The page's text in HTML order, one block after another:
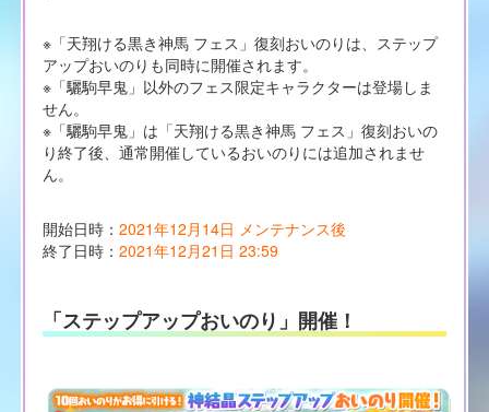
※「天翔ける黒き神馬 フェス」復刻おいのりは、ステップ
アップおいのりも同時に開催されます。
※「驪駒早鬼」以外のフェス限定キャラクターは登場しま
せん。
※「驪駒早鬼」は「天翔ける黒き神馬 フェス」復刻おいの
り終了後、通常開催しているおいのりには追加されませ
ん。
開始日時： 2021年12月14日 メンテナンス後
終了日時： 2021年12月21日 23:59
「ステップアップおいのり」開催！